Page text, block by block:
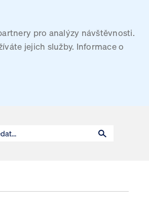
pro analýzy návštěvnosti.
jejich služby. Informace o